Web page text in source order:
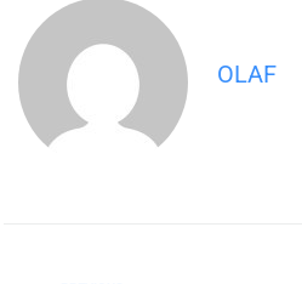
OLAF